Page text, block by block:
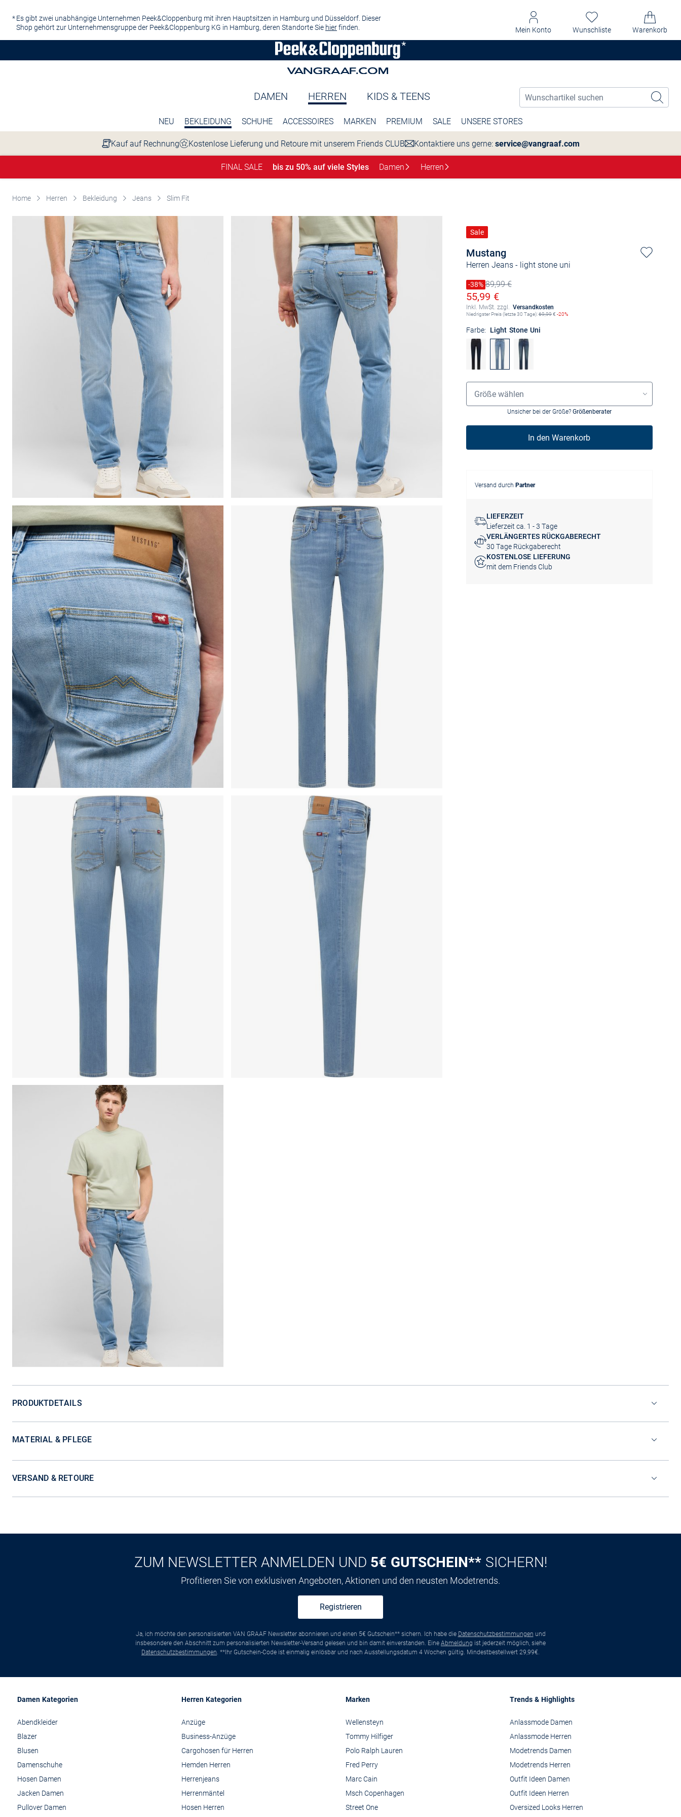
Es gibt zwei unabhängige Unternehmen Peek&Cloppenburg mit ihren Hauptsitzen in Hamburg und Düsseldorf. Dieser
Shop gehört zur Unternehmensgruppe der Peek&Cloppenburg KG in Hamburg, deren Standorte Sie hierfinden. Mein Konto Wunschliste Warenkorb
DAMEN HERREN KIDS & TEENS
NEU BEKLEIDUNG SCHUHE ACCESSOIRES MARKEN PREMIUM SALE UNSERE STORES
Kauf auf Rechnung Kostenlose Lieferung und Retoure mit unserem Friends CLUB Kontaktiere uns gerne: service@vangraaf.com
FINAL SALE bis zu 50% auf viele Styles Damen Herren
Home Herren Bekleidung Jeans Slim Fit
Mustang
Herren Jeans- light stone uni
Sale
Preis reduziert um
-38%
Alter Preis89,99 €
Ermäßigter Preis
55,99 €
Inkl. MwSt. zzgl. Versandkosten
Niedrigster Preis (letzte 30 Tage):69,99€ -20%
Farbe: Light Stone Uni
Grössenauswahl
Größe wählen
Unsicher bei der Größe? Größenberater
In den Warenkorb
Versand durch Partner
LIEFERZEIT
Lieferzeit ca. 1 - 3 Tage
VERLÄNGERTES RÜCKGABERECHT
30 Tage Rückgaberecht
KOSTENLOSE LIEFERUNG
mit dem Friends Club
PRODUKTDETAILS
MATERIAL & PFLEGE
VERSAND & RETOURE
ZUM NEWSLETTER ANMELDEN UND 5€ GUTSCHEIN** SICHERN!
Profitieren Sie von exklusiven Angeboten, Aktionen und den neusten Modetrends.
Registrieren
Ja, ich möchte den personalisierten VAN GRAAF Newsletter abonnieren und einen 5€ Gutschein** sichern. Ich habe die Datenschutzbestimmungen und
insbesondere den Abschnitt zum personalisierten Newsletter-Versand gelesen und bin damit einverstanden. Eine Abmeldung ist jederzeit möglich, siehe
Datenschutzbestimmungen . **Ihr Gutschein-Code ist einmalig einlösbar und nach Ausstellungsdatum 4 Wochen gültig. Mindestbestellwert 29,99€.
Damen Kategorien
Abendkleider
Blazer
Blusen
Damenschuhe
Hosen Damen
Jacken Damen
Pullover Damen
Herren Kategorien
Anzüge
Business-Anzüge
Cargohosen für Herren
Hemden Herren
Herrenjeans
Herrenmäntel
Hosen Herren
Marken
Wellensteyn
Tommy Hilfiger
Polo Ralph Lauren
Fred Perry
Marc Cain
Msch Copenhagen
Street One
Trends & Highlights
Anlassmode Damen
Anlassmode Herren
Modetrends Damen
Modetrends Herren
Outfit Ideen Damen
Outfit Ideen Herren
Oversized Looks Herren